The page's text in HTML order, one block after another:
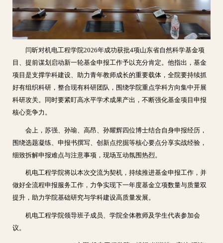
闫昕对机电工程学院2026年成功获批4项山东省自然科学基金项
目、提前谋划启动新一轮基金申报工作予以充分肯定。他指出，基金
项目是支撑学科建设、助力青年教师成长的重要载体，全院要持续抓
好有组织科研，整合现有科研团队，围绕学院重点学科方向集中开展
科研攻关。同时要紧盯高水平学术成果产出，不断强化基金项目申报
核心竞争力。
会上，苏强、孙瑜、高昂、孙耀辉四位博士结合自身申报经历，
围绕选题凝练、申报书撰写、创新点挖掘等核心要点分享实战经验，
细致拆解申报难点与注意事项，现场互动氛围热烈。
机电工程学院将以本次交流为契机，持续推进基金申报工作，并
做好全流程申报服务工作，力争实现下一年度基金立项数量与质量双
提升，助力学院基础研究与学科建设高质量发展。
机电工程学院领导班子成员、学院全体教师及学生代表参加会
议。